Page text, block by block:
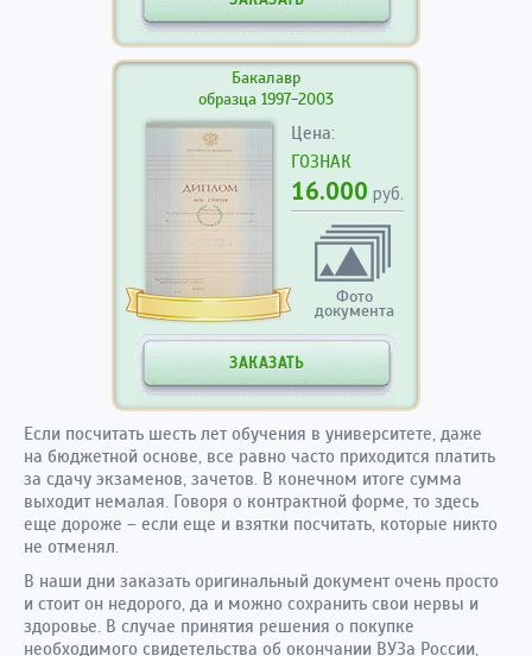
Бакалавр
образца 1997-2003
Цена:
ГОЗНАК
16.000 руб.
Фото
документа
ЗАКАЗАТЬ
Если посчитать шесть лет обучения в университете, даже
на бюджетной основе, все равно часто приходится платить
за сдачу экзаменов, зачетов. В конечном итоге сумма
выходит немалая. Говоря о контрактной форме, то здесь
еще дороже – если еще и взятки посчитать, которые никто
не отменял.
В наши дни заказать оригинальный документ очень просто
и стоит он недорого, да и можно сохранить свои нервы и
здоровье. В случае принятия решения о покупке
необходимого свидетельства об окончании ВУЗа России,